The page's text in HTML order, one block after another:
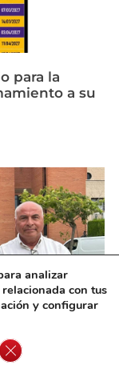
para la
a su
sanitario
analizar
con tus
y configurar
Cerrar el banner de